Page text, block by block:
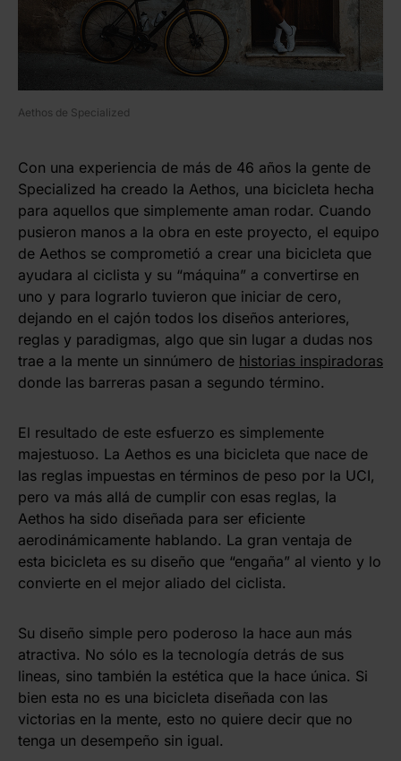
Aethos de Specialized
Con una experiencia de más de 46 años la gente de
Specialized ha creado la Aethos, una bicicleta hecha
para aquellos que simplemente aman rodar. Cuando
pusieron manos a la obra en este proyecto, el equipo
de Aethos se comprometió a crear una bicicleta que
ayudara al ciclista y su “máquina” a convertirse en
uno y para lograrlo tuvieron que iniciar de cero,
dejando en el cajón todos los diseños anteriores,
reglas y paradigmas, algo que sin lugar a dudas nos
trae a la mente un sinnúmero de historias inspiradoras
donde las barreras pasan a segundo término.
El resultado de este esfuerzo es simplemente
majestuoso. La Aethos es una bicicleta que nace de
las reglas impuestas en términos de peso por la UCI,
pero va más allá de cumplir con esas reglas, la
Aethos ha sido diseñada para ser eficiente
aerodinámicamente hablando. La gran ventaja de
esta bicicleta es su diseño que “engaña” al viento y lo
convierte en el mejor aliado del ciclista.
Su diseño simple pero poderoso la hace aun más
atractiva. No sólo es la tecnología detrás de sus
lineas, sino también la estética que la hace única. Si
bien esta no es una bicicleta diseñada con las
victorias en la mente, esto no quiere decir que no
tenga un desempeño sin igual.